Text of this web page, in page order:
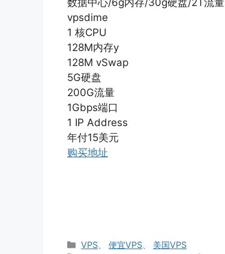
vpsdime
1 核CPU
128M内存y
128M vSwap
5G硬盘
200G流量
1Gbps端口
1 IP Address
年付15美元
购买地址
分
VPS 、便宜VPS
美国VPS